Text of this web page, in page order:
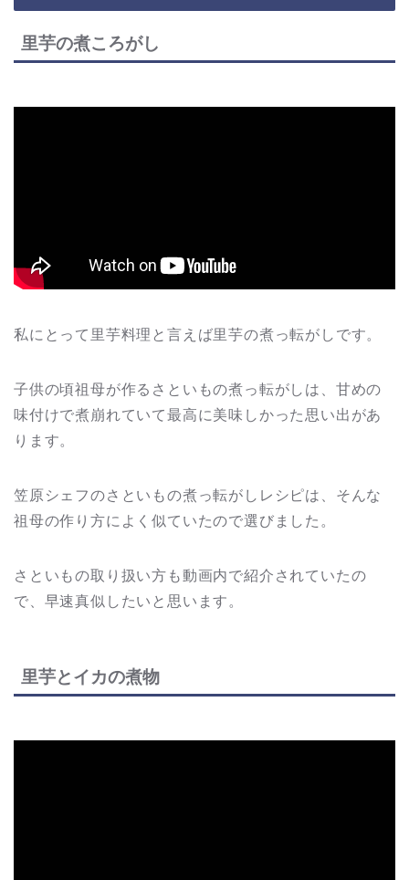
里芋の煮ころがし
私にとって里芋料理と言えば里芋の煮っ転がしです。
子供の頃祖母が作るさといもの煮っ転がしは、甘めの
味付けで煮崩れていて最高に美味しかった思い出があ
ります。
笠原シェフのさといもの煮っ転がしレシピは、そんな
祖母の作り方によく似ていたので選びました。
さといもの取り扱い方も動画内で紹介されていたの
で、早速真似したいと思います。
里芋とイカの煮物